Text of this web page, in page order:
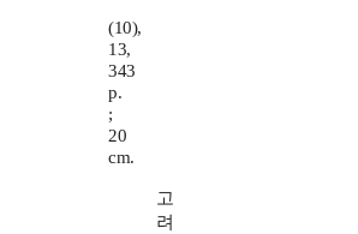
(10),
13,
343
p.
;
20
cm.
고
려